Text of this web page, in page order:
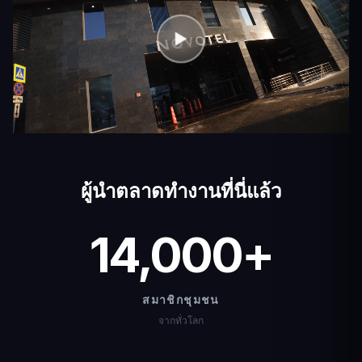
ผู้นำตลาดทำงานที่นี่แล้ว
14,000+
สมาชิกชุมชน
จากทั่วโลก